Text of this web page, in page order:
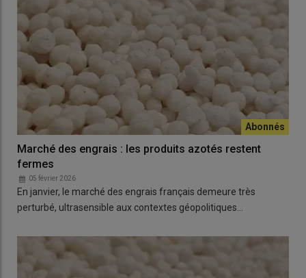
Marché des engrais : les produits azotés restent
fermes
05 février 2026
En janvier, le marché des engrais français demeure très
perturbé, ultrasensible aux contextes géopolitiques…